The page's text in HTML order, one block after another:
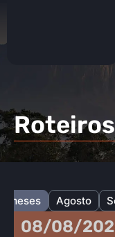
Roteiros
Agosto
meses
08/08/